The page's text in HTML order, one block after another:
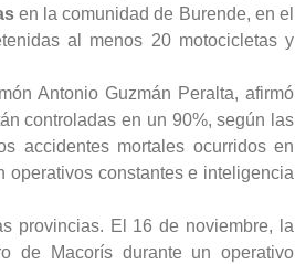
en la comunidad de Burende, en el
al menos 20 motocicletas y
Antonio Guzmán Peralta, afirmó
controladas en un 90%, según las
accidentes mortales ocurridos en
operativos constantes e inteligencia
provincias. El 16 de noviembre, la
de Macorís durante un operativo